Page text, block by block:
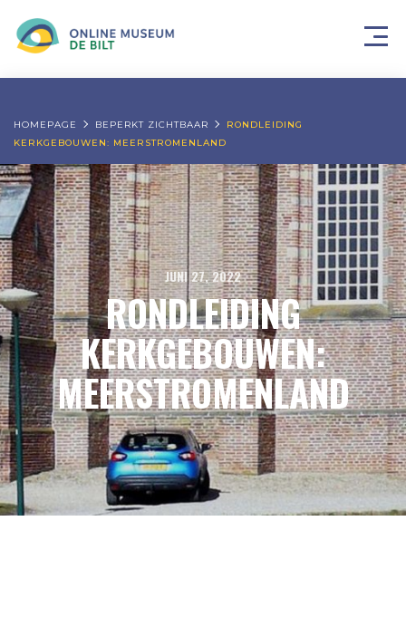
HOMEPAGE BEPERKT ZICHTBAAR
RONDLEIDING
KERKGEBOUWEN: MEERSTROMENLAND
JUNI 27, 2022
RONDLEIDING
KERKGEBOUWEN:
MEERSTROMENLAND